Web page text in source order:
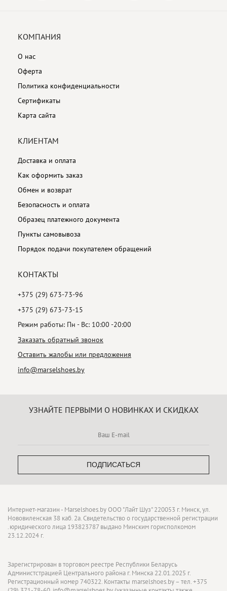
КОМПАНИЯ
О нас
Оферта
Политика конфиденциальности
Сертификаты
Карта сайта
КЛИЕНТАМ
Доставка и оплата
Как оформить заказ
Обмен и возврат
Безопасность и оплата
Образец платежного документа
Пункты самовывоза
Порядок подачи покупателем обращений
КОНТАКТЫ
+375 (29) 673-73-96
+375 (29) 673-73-15
Режим работы: Пн - Вс: 10:00 -20:00
Заказать обратный звонок
Оставить жалобы или предложения
info@marselshoes.by
УЗНАЙТЕ ПЕРВЫМИ О НОВИНКАХ И СКИДКАХ
ПОДПИСАТЬСЯ
Интернет-магазин - Marselshoes.by ООО "Лайт Шуз" 220053 г. Минск, ул.
Нововиленская 38 каб. 2а. Свидетельство о государственной регистрации
.юридического лица 193823787 выдано Минским горисполкомом
23.12.2024 г.
Зарегистрирован в торговом реестре Республики Беларусь
Администстрацией Центрального района г. Минска 22.01.2025 г.
Регистрационный номер 740322. Контакты marselshoes.by – тел. +375